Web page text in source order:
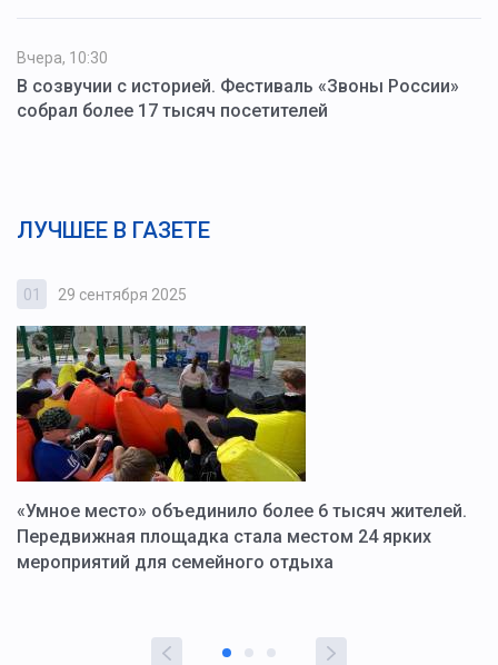
Вчера, 10:30
В созвучии с историей. Фестиваль «Звоны России»
собрал более 17 тысяч посетителей
ЛУЧШЕЕ В ГАЗЕТЕ
01 29 сентября 2025
«Умное место» объединило более 6 тысяч жителей.
Передвижная площадка стала местом 24 ярких
мероприятий для семейного отдыха